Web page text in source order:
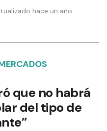
hace un año
que no habrá
del tipo de